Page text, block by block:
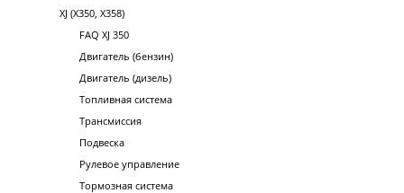
XJ (X350, X358)
FAQ XJ 350
Двигатель (бензин)
Двигатель (дизель)
Топливная система
Трансмиссия
Подвеска
Рулевое управление
Тормозная система